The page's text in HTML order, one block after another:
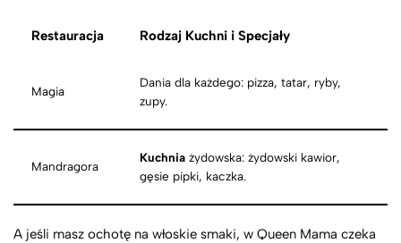
Restauracja Rodzaj Kuchni i Specjały
Magia
Dania dla każdego: pizza, tatar, ryby,
zupy.
Mandragora
Kuchnia żydowska: żydowski kawior,
gęsie pipki, kaczka.
A jeśli masz ochotę na włoskie smaki, w Queen Mama czeka